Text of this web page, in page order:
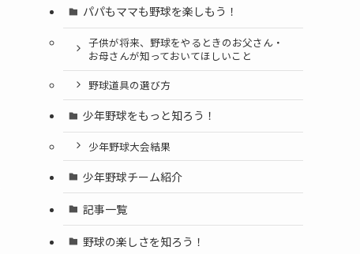
パパもママも野球を楽しもう！
子供が将来、野球をやるときのお父さん・
お母さんが知っておいてほしいこと
野球道具の選び方
少年野球をもっと知ろう！
少年野球大会結果
少年野球チーム紹介
記事一覧
野球の楽しさを知ろう！